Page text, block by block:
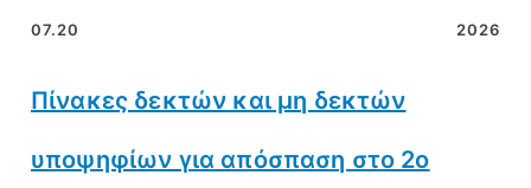
07.20 2026
Πίνακες δεκτών και μη δεκτών
υποψηφίων για απόσπαση στο 2ο